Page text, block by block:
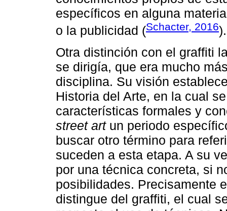
específicos en alguna
o la publicidad (Schacter, 2016).
Otra distinción con el graffiti
se dirigía, que era mucho
disciplina. Su visión
Historia del Arte, en la cual
características formales y
street artun periodo
buscar otro término para
suceden a esta etapa. A su
por una técnica concreta, si
posibilidades. Precisamente
distingue del graffiti, el cual